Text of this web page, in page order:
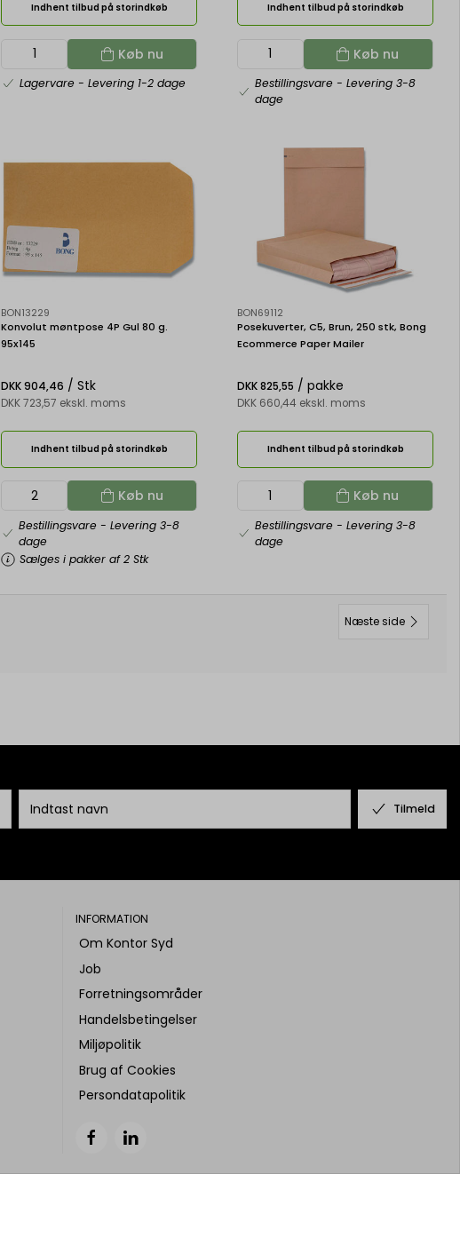
Indhent tilbud på storindkøb
Køb nu
Lagervare - Levering 1-2 dage
Indhent tilbud på storindkøb
Køb nu
Bestillingsvare - Levering 3-8
dage
BON13229
Konvolut møntpose 4P Gul 80 g.
95x145
DKK 904,46 / Stk
DKK 723,57 ekskl. moms
Indhent tilbud på storindkøb
Køb nu
Bestillingsvare - Levering 3-8
dage
Sælges i pakker af 2 Stk
BON69112
Posekuverter, C5, Brun, 250 stk, Bong
Ecommerce Paper Mailer
DKK 825,55 / pakke
DKK 660,44 ekskl. moms
Indhent tilbud på storindkøb
Køb nu
Bestillingsvare - Levering 3-8
dage
Næste side
Tilmeld
INFORMATION
Om Kontor Syd
Job
Forretningsområder
Handelsbetingelser
Miljøpolitik
Brug af Cookies
Persondatapolitik